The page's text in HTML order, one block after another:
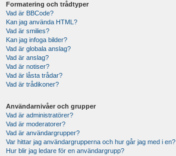
Formatering och trådtyper
Vad är BBCode?
Kan jag använda HTML?
Vad är smilies?
Kan jag infoga bilder?
Vad är globala anslag?
Vad är anslag?
Vad är notiser?
Vad är låsta trådar?
Vad är trådikoner?
Användarnivåer och grupper
Vad är administratörer?
Vad är moderatorer?
Vad är användargrupper?
Var hittar jag användargrupperna och hur går jag med i en?
Hur blir jag ledare för en användargrupp?